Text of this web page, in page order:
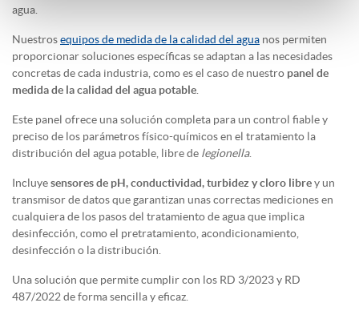
agua.
Nuestrosequipos de medida de la calidad del agua nos permiten
proporcionar soluciones específicas se adaptan a las necesidades
concretas de cada industria, como es el caso de nuestro panel de
medida de la calidad del agua potable.
Este panel ofrece una solución completa para un control fiable y
preciso de los parámetros físico-químicos en el tratamiento la
distribución del agua potable, libre de legionella.
Incluyesensores de pH, conductividad, turbidez y cloro librey un
transmisor de datos que garantizan unas correctas mediciones en
cualquiera de los pasos del tratamiento de agua que implica
desinfección, como el pretratamiento, acondicionamiento,
desinfección o la distribución.
Una solución que permite cumplir con los RD 3/2023 y RD
487/2022 de forma sencilla y eficaz.